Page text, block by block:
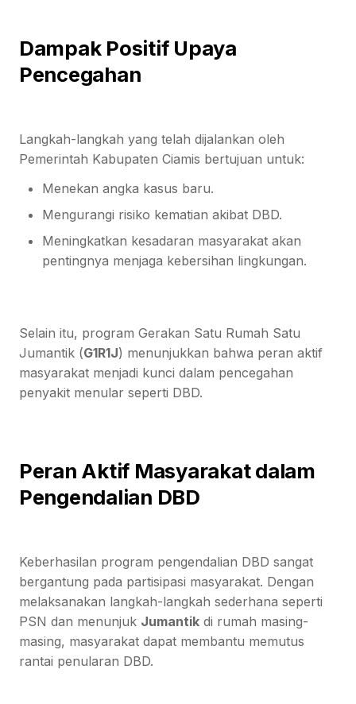
Dampak Positif Upaya
Pencegahan
Langkah-langkah yang telah dijalankan oleh
Pemerintah Kabupaten Ciamis bertujuan untuk:
Menekan angka kasus baru.
Mengurangi risiko kematian akibat DBD.
Meningkatkan kesadaran masyarakat akan
pentingnya menjaga kebersihan lingkungan.
Selain itu, program Gerakan Satu Rumah Satu
Jumantik (G1R1J) menunjukkan bahwa peran aktif
masyarakat menjadi kunci dalam pencegahan
penyakit menular seperti DBD.
Peran Aktif Masyarakat dalam
Pengendalian DBD
Keberhasilan program pengendalian DBD sangat
bergantung pada partisipasi masyarakat. Dengan
melaksanakan langkah-langkah sederhana seperti
PSN dan menunjuk Jumantik di rumah masing-
masing, masyarakat dapat membantu memutus
rantai penularan DBD.